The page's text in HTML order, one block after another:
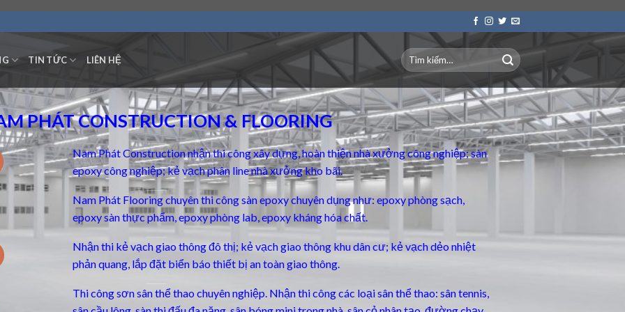
TIN TỨC LIÊN HỆ
PHÁT CONSTRUCTION & FLOORING
Nam Phát Construction nhận thi công xây dựng, hoàn thiện nhà xưởng công nghiệp; sàn
epoxy công nghiệp; kẻ vạch phân line nhà xưởng kho bãi.
Nam Phát Flooring chuyên thi côngsàn epoxy chuyên dụngnhư: epoxy phòng sạch,
epoxy sàn thực phẩm, epoxy phòng lab, epoxy kháng hóa chất.
Nhận thi kẻ vạch giao thông đô thị; kẻ vạch giao thông khu dân cư; kẻ vạch dẻo nhiệt
phản quang, lắp đặt biển báo thiết bị an toàn giao thông.
Thi công sơn sân thể thao chuyên nghiệp. Nhận thi công các loại sân thể thao: sân tennis,